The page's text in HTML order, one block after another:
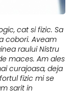
cat si fizic. Sa
cobori. Aveam
raului Nistru
maces. Am ales
curajoasa, deja
fizic mi se
sarit in